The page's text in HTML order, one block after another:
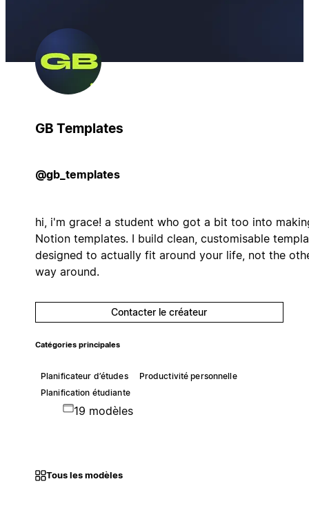
GB Templates
@gb_templates
hi, i'm grace! a student who got a bit too into
Notion templates. I build clean, customisable
designed to actually fit around your life, not the
way around.
Contacter le créateur
Catégories principales
Planificateur d’études
Productivité personnelle
Planification étudiante
19 modèles
Tous les modèles